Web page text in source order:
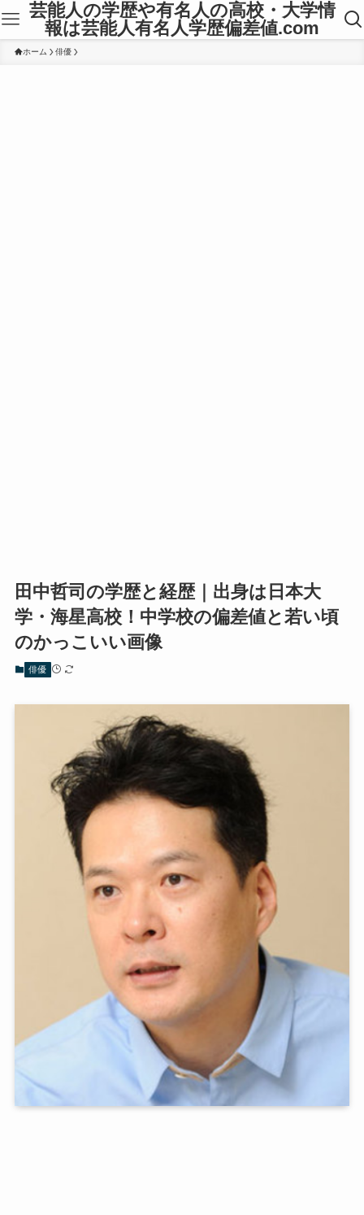
芸能人の学歴や有名人の高校・大学情
報は芸能人有名人学歴偏差値.com
ホーム 俳優
田中哲司の学歴と経歴｜出身は日本大
学・海星高校！中学校の偏差値と若い頃
のかっこいい画像
俳優